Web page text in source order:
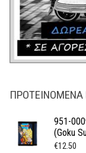
ΠΡΟΤΕΙΝΌΜΕΝΑ
951-
(Goku
€12.50